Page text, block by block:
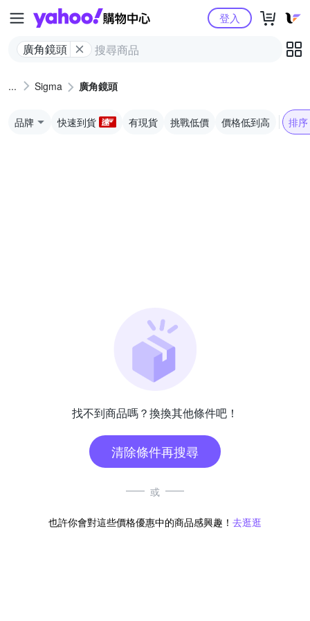
Yahoo購物中心
廣角鏡頭
登入
Sigma 廣角鏡頭
品牌 快速到貨 有現貨 挑戰低價 價格低到高 排序
找不到商品嗎？換換其他條件吧！
清除條件再搜尋
或
也許你會對這些價格優惠中的商品感興趣！ 去逛逛